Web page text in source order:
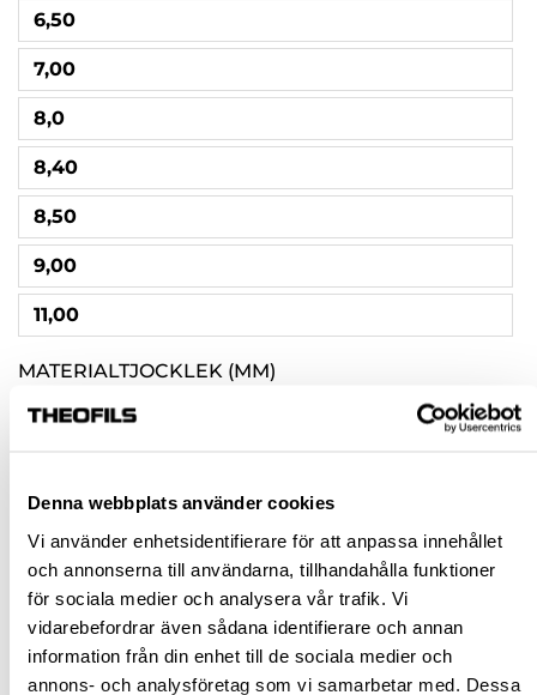
Denna webbplats använder cookies
Vi använder enhetsidentifierare för att anpassa innehållet
och annonserna till användarna, tillhandahålla funktioner
för sociala medier och analysera vår trafik. Vi
vidarebefordrar även sådana identifierare och annan
information från din enhet till de sociala medier och
annons- och analysföretag som vi samarbetar med. Dessa
6,50
7,00
8,0
8,40
8,50
9,00
11,00
MATERIALTJOCKLEK (MM)
0,80
1,25
2,00
DIAMETER UTVÄNDIG (MM)